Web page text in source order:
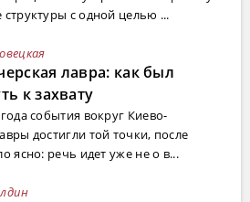
структуры с одной целью ...
лавра: как был
к захвату
события вокруг Киево-
достигли той точки, после
ясно: речь идет уже не о в...